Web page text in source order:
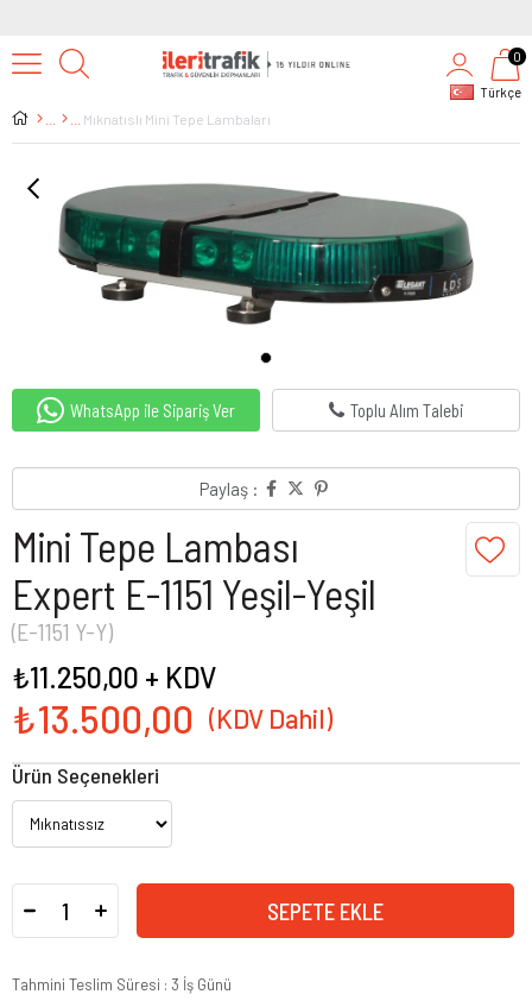
Türkçe
0
Mıknatıslı Mini Tepe Lambaları
WhatsApp ile Sipariş Ver Toplu Alım Talebi
Paylaş :
Mini Tepe Lambası
Expert E-1151 Yeşil-Yeşil
(E-1151 Y-Y)
₺13.500,00
₺11.250,00 + KDV
Ürün Seçenekleri
Tahmini Teslim Süresi : 3 İş Günü